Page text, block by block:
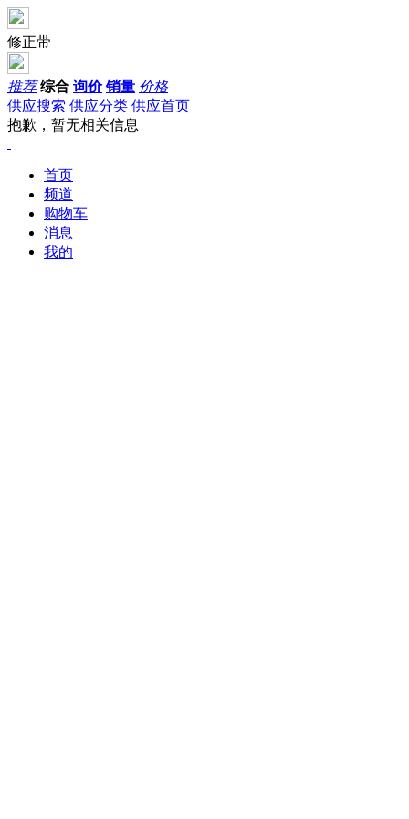
修正带
推荐 综合 询价 销量 价格
供应搜索 供应分类 供应首页
抱歉，暂无相关信息
首页
频道
购物车
消息
我的